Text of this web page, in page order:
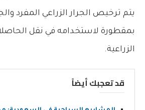
يتم ترخيص الجرار الزراعي المفرد
بمقطورة لاستخدامه في نقل
الزراعية.
قد تعجبك أيضاً